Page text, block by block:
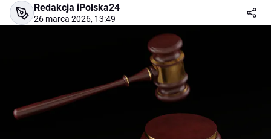
Redakcja iPolska24
26 marca 2026, 13:49